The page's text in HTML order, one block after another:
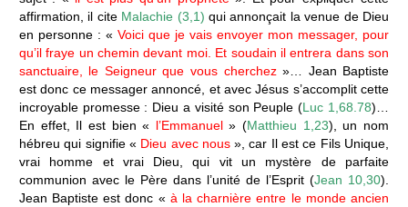
affirmation, il cite Malachie (3,1) qui annonçait la venue de Dieu
en personne : « Voici que je vais envoyer mon messager, pour
qu’il fraye un chemin devant moi. Et soudain il entrera dans son
sanctuaire, le Seigneur que vous cherchez»… Jean Baptiste
est donc ce messager annoncé, et avec Jésus s’accomplit cette
incroyable promesse : Dieu a visité son Peuple (Luc 1,68.78)…
En effet, Il est bien « l’Emmanuel» (Matthieu 1,23), un nom
hébreu qui signifie « Dieu avec nous», car Il est ce Fils Unique,
vrai homme et vrai Dieu, qui vit un mystère de parfaite
communion avec le Père dans l’unité de l’Esprit (Jean 10,30).
Jean Baptiste est donc « à la charnière entre le monde ancien